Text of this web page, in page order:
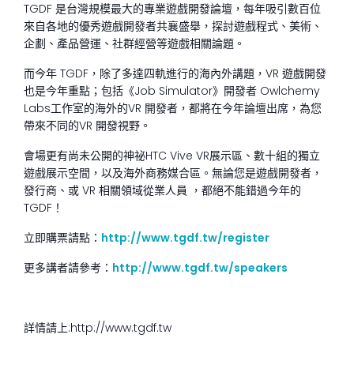
TGDF 是台灣規模最大的專業遊戲開發論壇，每年吸引數百位
來自各地的優秀遊戲開發者共襄盛舉，探討遊戲程式、美術、
企劃、產品營運、社群經營等遊戲相關論題。
而今年 TGDF，除了多達四軌進行的海內外講題，VR 遊戲開發
也是今年重點；包括《Job Simulator》開發者 Owlchemy
Labs工作室的海外的VR 開發者，都將在今年論壇出席，為您
帶來不同的VR 開發視野。
會場更有尚未公開的神祕HTC Vive VR展示區、數十組的獨立
遊戲展示空間，以及海外商務媒合區。無論您是遊戲開發者，
發行商、或 VR 相關領域從業人員 ，都絕不能錯過今年的
TGDF！
立即購票請點： http://www.tgdf.tw/register
更多講者請參考： http://www.tgdf.tw/speakers
詳情請上:http://www.tgdf.tw